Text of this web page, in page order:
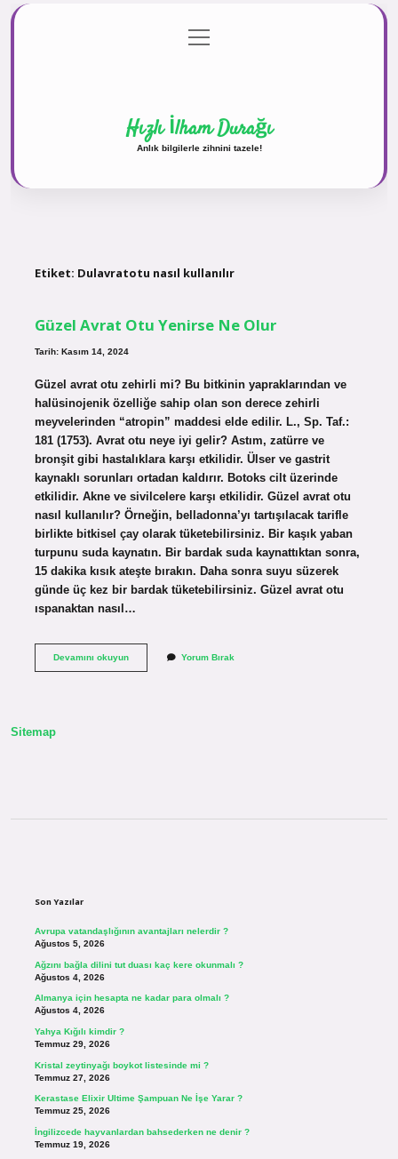
Gizlilik Politikası
menüyü
aç
Hızlı İlham Durağı
Anlık bilgilerle zihnini tazele!
Etiket: Dulavratotu nasıl kullanılır
Güzel Avrat Otu Yenirse Ne Olur
Tarih: Kasım 14, 2024
Güzel avrat otu zehirli mi? Bu bitkinin yapraklarından ve
halüsinojenik özelliğe sahip olan son derece zehirli
meyvelerinden “atropin” maddesi elde edilir. L., Sp. Taf.:
181 (1753). Avrat otu neye iyi gelir? Astım, zatürre ve
bronşit gibi hastalıklara karşı etkilidir. Ülser ve gastrit
kaynaklı sorunları ortadan kaldırır. Botoks cilt üzerinde
etkilidir. Akne ve sivilcelere karşı etkilidir. Güzel avrat otu
nasıl kullanılır? Örneğin, belladonna’yı tartışılacak tarifle
birlikte bitkisel çay olarak tüketebilirsiniz. Bir kaşık yaban
turpunu suda kaynatın. Bir bardak suda kaynattıktan sonra,
15 dakika kısık ateşte bırakın. Daha sonra suyu süzerek
günde üç kez bir bardak tüketebilirsiniz. Güzel avrat otu
ıspanaktan nasıl…
Devamını okuyunGüzel
Yorum Bırak
Sitemap
Son Yazılar
Avrupa vatandaşlığının avantajları nelerdir ?
Ağustos 5, 2026
Ağzını bağla dilini tut duası kaç kere okunmalı ?
Ağustos 4, 2026
Almanya için hesapta ne kadar para olmalı ?
Ağustos 4, 2026
Yahya Kığılı kimdir ?
Temmuz 29, 2026
Kristal zeytinyağı boykot listesinde mi ?
Temmuz 27, 2026
Kerastase Elixir Ultime Şampuan Ne İşe Yarar ?
Temmuz 25, 2026
İngilizcede hayvanlardan bahsederken ne denir ?
Temmuz 19, 2026